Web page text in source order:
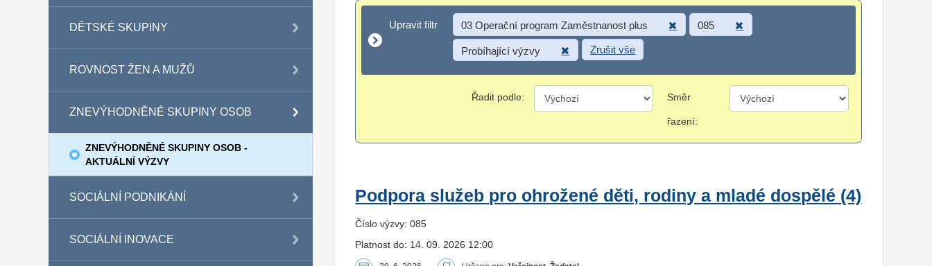
DĚTSKÉ SKUPINY
ROVNOST ŽEN A MUŽŮ
ZNEVÝHODNĚNÉ SKUPINY OSOB
ZNEVÝHODNĚNÉ SKUPINY OSOB -
AKTUÁLNÍ VÝZVY
SOCIÁLNÍ PODNIKÁNÍ
SOCIÁLNÍ INOVACE
Upravit filtr
Upravit filtr 03 Operační program Zaměstnanost plus 085
Probíhající výzvy Zrušit vše
Řadit podle: Směr
řazení:
Podpora služeb pro ohrožené děti, rodiny a mladé dospělé (4)
Číslo výzvy: 085
Platnost do: 14. 09. 2026 12:00